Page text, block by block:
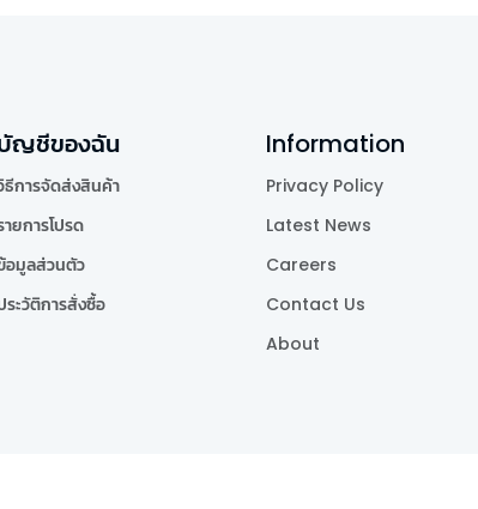
ญชีของฉัน
ธีการจัดส่งสินค้า
ายการโปรด
อมูลส่วนตัว
ระวัติการสั่งซื้อ
Information
Privacy Policy
Latest News
Careers
Contact Us
About